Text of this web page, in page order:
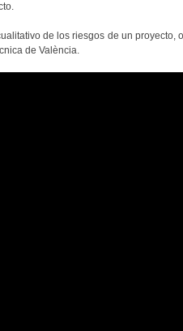
de los riesgos de un proyecto,
de València.